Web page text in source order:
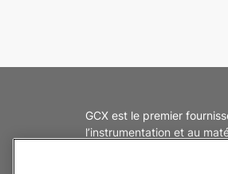
GCX est le premier
l’instrumentation et au
secteur de la santé
égale des interactions